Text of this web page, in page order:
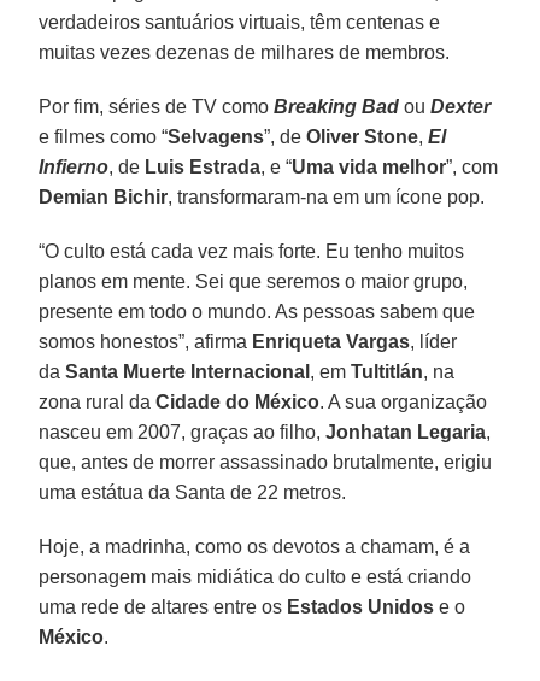
verdadeiros santuários virtuais, têm centenas e
muitas vezes dezenas de milhares de membros.
Por fim, séries de TV comoBreaking Bad ouDexter
e filmes como “Selvagens”, deOliver Stone,El
Infierno, de Luis Estrada, e “Uma vida melhor”, com
Demian Bichir, transformaram-na em um ícone pop.
“O culto está cada vez mais forte. Eu tenho muitos
planos em mente. Sei que seremos o maior grupo,
presente em todo o mundo. As pessoas sabem que
somos honestos”, afirma Enriqueta Vargas, líder
daSanta Muerte Internacional , emTultitlán, na
zona rural daCidade do México. A sua organização
nasceu em 2007, graças ao filho,Jonhatan Legaria,
que, antes de morrer assassinado brutalmente, erigiu
uma estátua da Santa de 22 metros.
Hoje, a madrinha, como os devotos a chamam, é a
personagem mais midiática do culto e está criando
uma rede de altares entre os Estados Unidos e o
México.